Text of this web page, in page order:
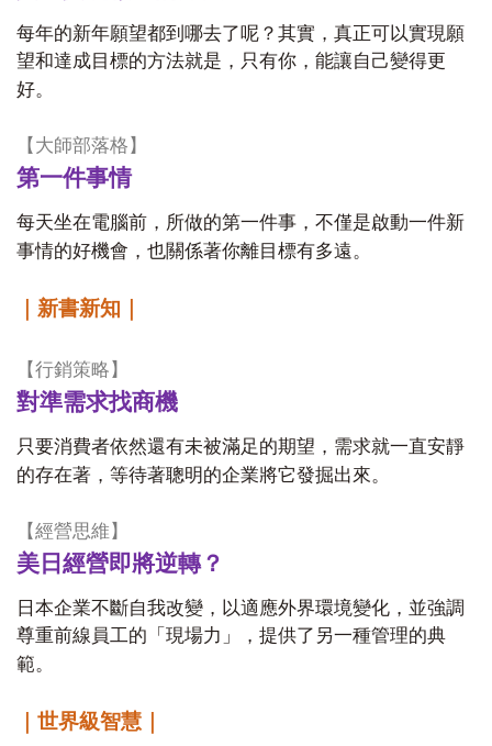
每年的新年願望都到哪去了呢？其實，真正可以實現願
望和達成目標的方法就是，只有你，能讓自己變得更
好。
【大師部落格】
第一件事情
每天坐在電腦前，所做的第一件事，不僅是啟動一件新
事情的好機會，也關係著你離目標有多遠。
｜新書新知｜
【行銷策略】
對準需求找商機
只要消費者依然還有未被滿足的期望，需求就一直安靜
的存在著，等待著聰明的企業將它發掘出來。
【經營思維】
美日經營即將逆轉？
日本企業不斷自我改變，以適應外界環境變化，並強調
尊重前線員工的「現場力」，提供了另一種管理的典
範。
｜世界級智慧｜